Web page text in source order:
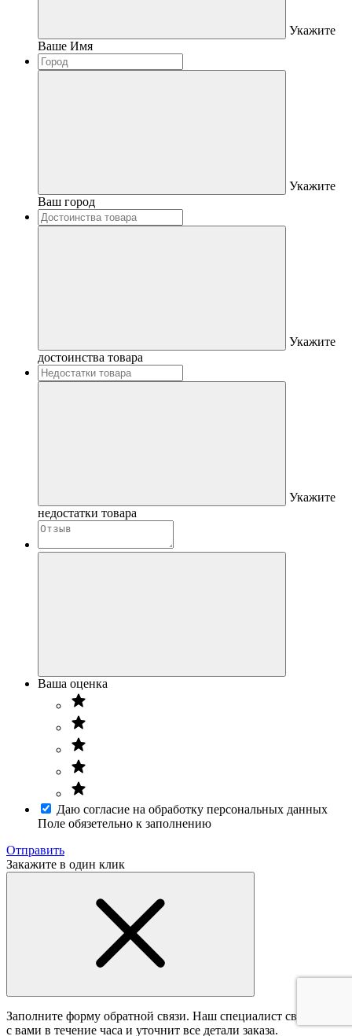
Укажите
Ваше Имя
Укажите
Ваш город
Укажите
достоинства товара
Укажите
недостатки товара
Ваша оценка
Даю согласие на обработку персональных данных
Поле обязетельно к заполнению
Отправить
Закажите в один клик
Заполните форму обратной связи. Наш специалист свяжется
с вами в течение часа и уточнит все детали заказа.